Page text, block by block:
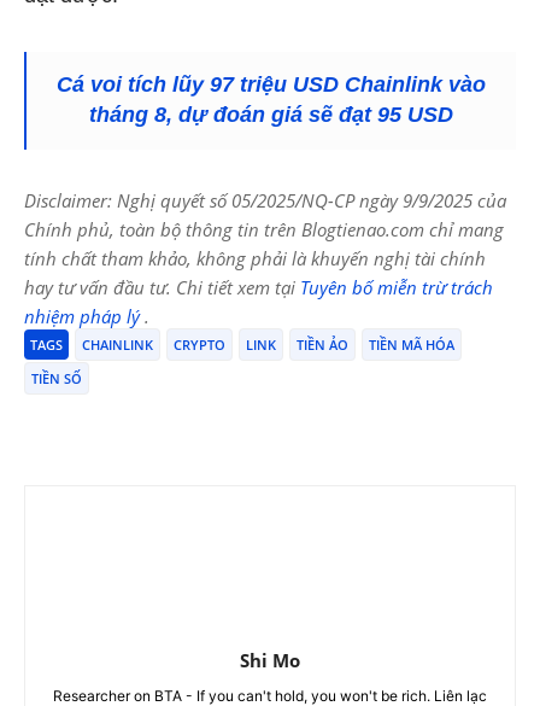
Cá voi tích lũy 97 triệu USD Chainlink vào
tháng 8, dự đoán giá sẽ đạt 95 USD
Disclaimer: Nghị quyết số 05/2025/NQ-CP ngày 9/9/2025 của
Chính phủ, toàn bộ thông tin trên Blogtienao.com chỉ mang
tính chất tham khảo, không phải là khuyến nghị tài chính
hay tư vấn đầu tư. Chi tiết xem tại Tuyên bố miễn trừ trách
nhiệm pháp lý.
TAGS CHAINLINK CRYPTO LINK TIỀN ẢO
TIỀN MÃ HÓA
TIỀN SỐ
Shi Mo
Researcher on BTA - If you can't hold, you won't be rich. Liên lạc